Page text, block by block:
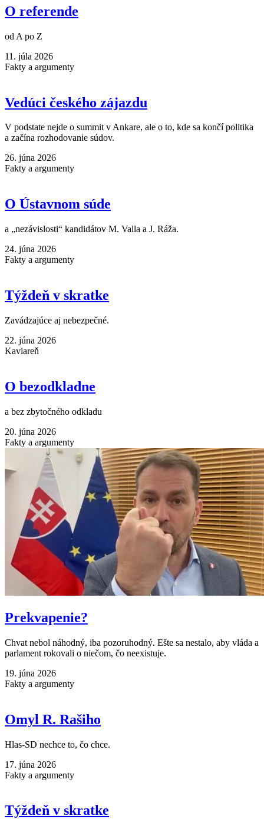
O referende
od A po Z
11. júla 2026
Fakty a argumenty
Vedúci českého zájazdu
V podstate nejde o summit v Ankare, ale o to, kde sa končí politika
a začína rozhodovanie súdov.
26. júna 2026
Fakty a argumenty
O Ústavnom súde
a „nezávislosti“ kandidátov M. Valla a J. Ráža.
24. júna 2026
Fakty a argumenty
Týždeň v skratke
Zavádzajúce aj nebezpečné.
22. júna 2026
Kaviareň
O bezodkladne
a bez zbytočného odkladu
20. júna 2026
Fakty a argumenty
Prekvapenie?
Chvat nebol náhodný, iba pozoruhodný. Ešte sa nestalo, aby vláda a
parlament rokovali o niečom, čo neexistuje.
19. júna 2026
Fakty a argumenty
Omyl R. Rašiho
Hlas-SD nechce to, čo chce.
17. júna 2026
Fakty a argumenty
Týždeň v skratke